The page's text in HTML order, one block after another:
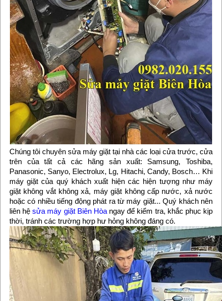
Chúng tôi chuyên sửa máy giặt tại nhà các loại cửa trước, cửa
trên của tất cả các hãng sản xuất: Samsung, Toshiba,
Panasonic, Sanyo, Electrolux, Lg, Hitachi, Candy, Bosch… Khi
máy giặt của quý khách xuất hiện các hiện tượng như máy
giặt không vắt không xả, máy giặt không cấp nước, xả nước
hoặc có nhiều tiếng động phát ra từ máy giặt... Quý khách nên
liên hệsửa máy giặt Biên Hòangay để kiểm tra, khắc phục kịp
thời, tránh các trường hợp hư hỏng không đáng có.